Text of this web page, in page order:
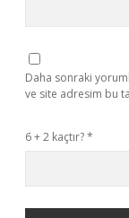
Daha sonraki
ve site adresim bu
6 + 2 kaçtır?*